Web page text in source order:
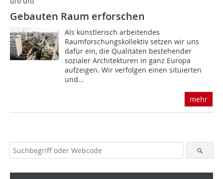
Gebauten Raum erforschen
Als künstlerisch arbeitendes
Raumforschungskollektiv setzen wir uns
dafür ein, die Qualitäten bestehender
sozialer Architekturen in ganz Europa
aufzeigen. Wir verfolgen einen situierten
und...
mehr